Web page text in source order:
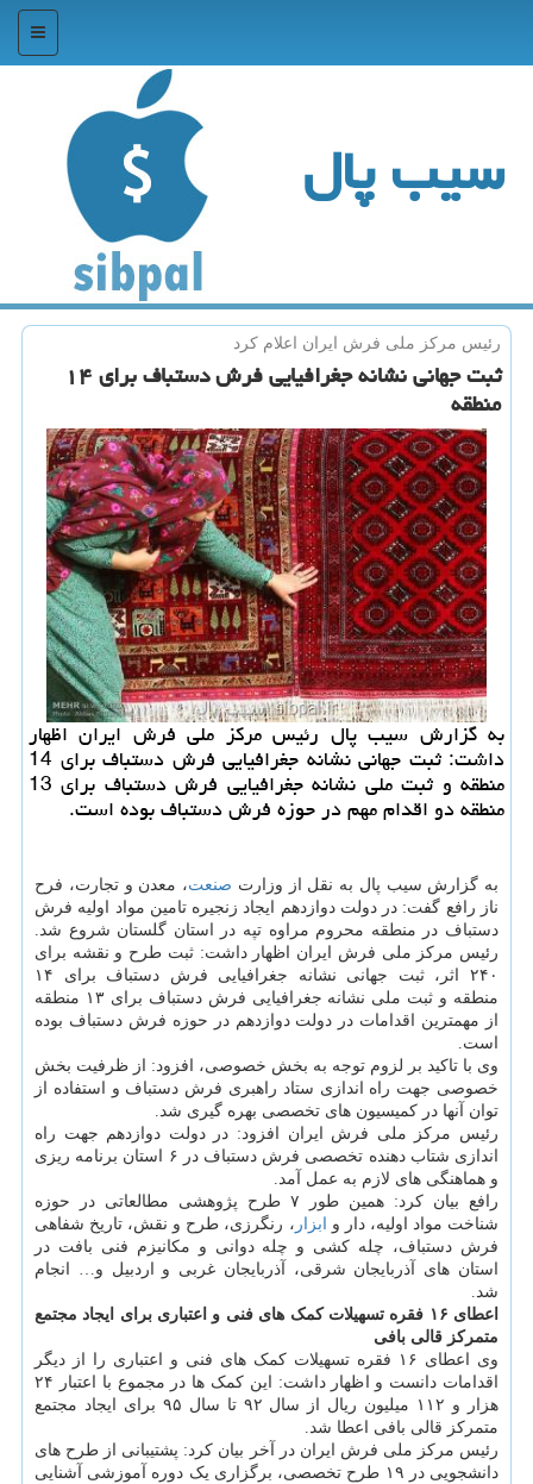
منو
سیب پال
رئیس مركز ملی فرش ایران اعلام كرد
ثبت جهانی نشانه جغرافیایی فرش دستباف برای ۱۴
منطقه
به گزارش سیب پال رئیس مركز ملی فرش ایران اظهار
داشت: ثبت جهانی نشانه جغرافیایی فرش دستباف برای 14
منطقه و ثبت ملی نشانه جغرافیایی فرش دستباف برای 13
منطقه دو اقدام مهم در حوزه فرش دستباف بوده است.
به گزارش سیب پال به نقل از وزارت صنعت، معدن و تجارت، فرح
ناز رافع گفت: در دولت دوازدهم ایجاد زنجیره تامین مواد اولیه فرش
دستباف در منطقه محروم مراوه تپه در استان گلستان شروع شد.
رئیس مرکز ملی فرش ایران اظهار داشت: ثبت طرح و نقشه برای
۲۴۰ اثر، ثبت جهانی نشانه جغرافیایی فرش دستباف برای ۱۴
منطقه و ثبت ملی نشانه جغرافیایی فرش دستباف برای ۱۳ منطقه
از مهمترین اقدامات در دولت دوازدهم در حوزه فرش دستباف بوده
است.
وی با تاکید بر لزوم توجه به بخش خصوصی، افزود: از ظرفیت بخش
خصوصی جهت راه اندازی ستاد راهبری فرش دستباف و استفاده از
توان آنها در کمیسیون های تخصصی بهره گیری شد.
رئیس مرکز ملی فرش ایران افزود: در دولت دوازدهم جهت راه
اندازی شتاب دهنده تخصصی فرش دستباف در ۶ استان برنامه ریزی
و هماهنگی های لازم به عمل آمد.
رافع بیان کرد: همین طور ۷ طرح پژوهشی مطالعاتی در حوزه
شناخت مواد اولیه، دار و
ابزار ، رنگرزی، طرح و نقش، تاریخ شفاهی
فرش دستباف، چله کشی و چله دوانی و مکانیزم فنی بافت در
استان های آذربایجان شرقی، آذربایجان غربی و اردبیل و… انجام
شد.
اعطای ۱۶ فقره تسهیلات کمک های فنی و اعتباری برای ایجاد مجتمع
متمرکز قالی بافی
وی اعطای ۱۶ فقره تسهیلات کمک های فنی و اعتباری را از دیگر
اقدامات دانست و اظهار داشت: این کمک ها در مجموع با اعتبار ۲۴
هزار و ۱۱۲ میلیون ریال از سال ۹۲ تا سال ۹۵ برای ایجاد مجتمع
متمرکز قالی بافی اعطا شد.
رئیس مرکز ملی فرش ایران در آخر بیان کرد: پشتیبانی از طرح های
دانشجویی در ۱۹ طرح تخصصی، برگزاری یک دوره آموزشی آشنایی